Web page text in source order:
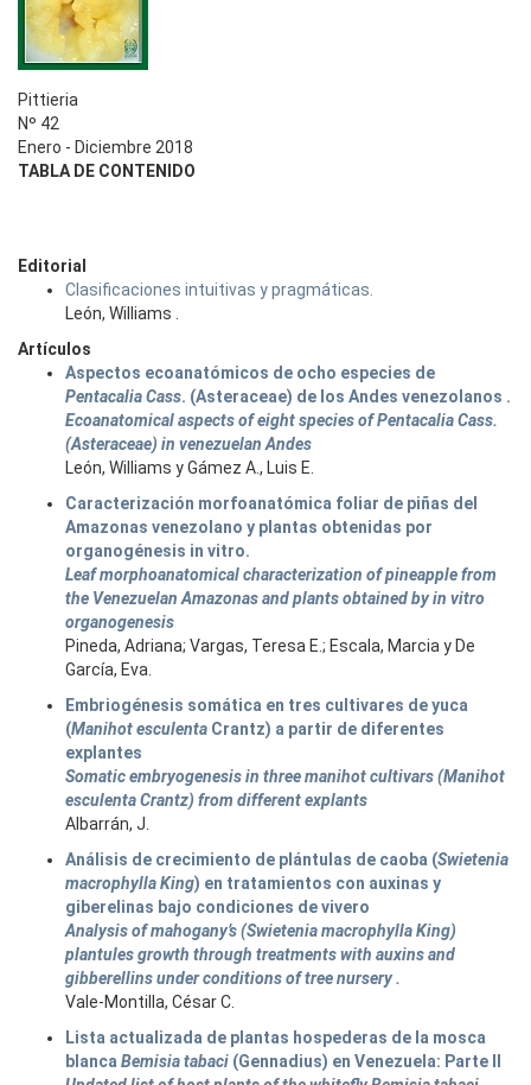
Pittieria
Nº 42
Enero - Diciembre 2018
TABLA DE CONTENIDO
Editorial
Clasificaciones intuitivas y pragmáticas.
León, Williams .
Artículos
Aspectos ecoanatómicos de ocho especies de
Pentacalia Cass. (Asteraceae) de los Andes venezolanos .
Ecoanatomical aspects of eight species of Pentacalia Cass.
(Asteraceae) in venezuelan Andes
León, Williams y Gámez A., Luis E.
Caracterización morfoanatómica foliar de piñas del
Amazonas venezolano y plantas obtenidas por
organogénesis in vitro.
Leaf morphoanatomical characterization of pineapple from
the Venezuelan Amazonas and plants obtained by in vitro
organogenesis
Pineda, Adriana; Vargas, Teresa E.; Escala, Marcia y De
García, Eva.
Embriogénesis somática en tres cultivares de yuca
(Manihot esculenta Crantz) a partir de diferentes
explantes
Somatic embryogenesis in three manihot cultivars (Manihot
esculenta Crantz) from different explants
Albarrán, J.
Análisis de crecimiento de plántulas de caoba (Swietenia
macrophylla King) en tratamientos con auxinas y
giberelinas bajo condiciones de vivero
Analysis of mahogany’s (Swietenia macrophylla King)
plantules growth through treatments with auxins and
gibberellins under conditions of tree nursery .
Vale-Montilla, César C.
Lista actualizada de plantas hospederas de la mosca
blanca Bemisia tabaci (Gennadius) en Venezuela: Parte II